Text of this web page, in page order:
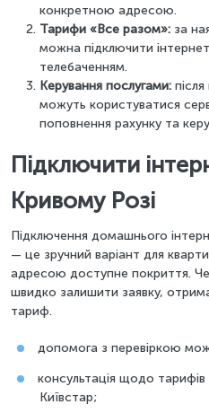
конкретною адресою.
Тарифи «Все разом»: за
можна підключити
телебаченням.
Керування послугами:
можуть користуватися
поповнення рахунку та
Підключити
Кривому Розі
Підключення домашнього
— це зручний варіант для
адресою доступне покриття.
швидко залишити заявку,
тариф.
допомога з перевіркою
консультація щодо
Київстар;